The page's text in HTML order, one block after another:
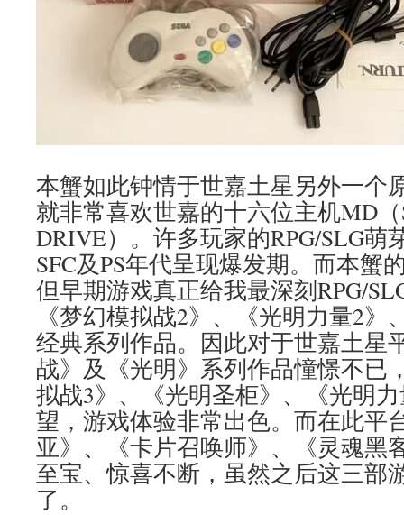
本蟹如此钟情于世嘉土星另外一个
就非常喜欢世嘉的十六位主机MD（
DRIVE）。许多玩家的RPG/SLG萌
SFC及PS年代呈现爆发期。而本蟹
但早期游戏真正给我最深刻RPG/
《梦幻模拟战2》、《光明力量2》
经典系列作品。因此对于世嘉土星
战》及《光明》系列作品憧憬不已
拟战3》、《光明圣柜》、《光明
望，游戏体验非常出色。而在此平
亚》、《卡片召唤师》、《灵魂黑
至宝、惊喜不断，虽然之后这三部
了。